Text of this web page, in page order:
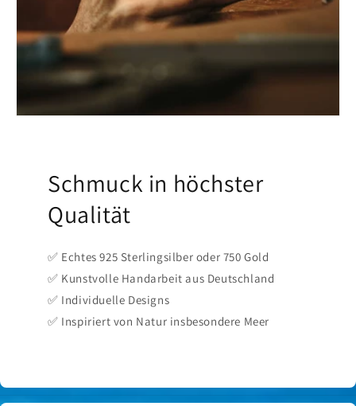
Schmuck in höchster
Qualität
✅ Echtes 925 Sterlingsilber oder 750 Gold
✅ Kunstvolle Handarbeit aus Deutschland
✅ Individuelle Designs
✅ Inspiriert von Natur insbesondere Meer